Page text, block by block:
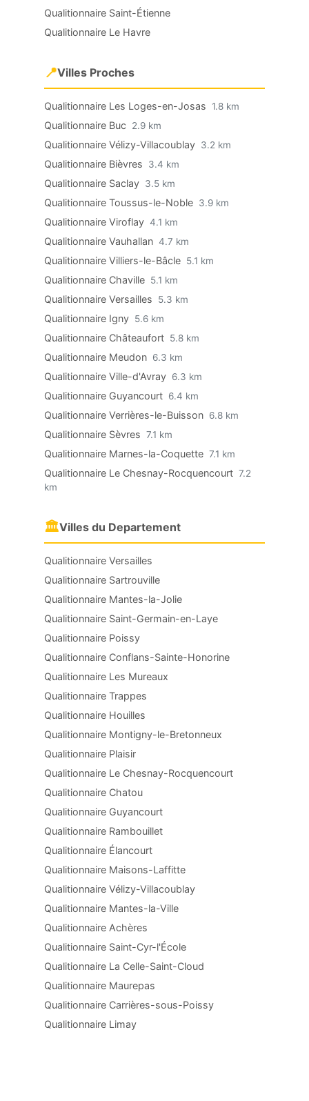
Qualitionnaire Saint-Étienne
Qualitionnaire Le Havre
📍Villes Proches
Qualitionnaire Les Loges-en-Josas 1.8 km
Qualitionnaire Buc 2.9 km
Qualitionnaire Vélizy-Villacoublay 3.2 km
Qualitionnaire Bièvres 3.4 km
Qualitionnaire Saclay 3.5 km
Qualitionnaire Toussus-le-Noble 3.9 km
Qualitionnaire Viroflay 4.1 km
Qualitionnaire Vauhallan 4.7 km
Qualitionnaire Villiers-le-Bâcle 5.1 km
Qualitionnaire Chaville 5.1 km
Qualitionnaire Versailles 5.3 km
Qualitionnaire Igny 5.6 km
Qualitionnaire Châteaufort 5.8 km
Qualitionnaire Meudon 6.3 km
Qualitionnaire Ville-d'Avray 6.3 km
Qualitionnaire Guyancourt 6.4 km
Qualitionnaire Verrières-le-Buisson 6.8 km
Qualitionnaire Sèvres 7.1 km
Qualitionnaire Marnes-la-Coquette 7.1 km
Qualitionnaire Le Chesnay-Rocquencourt 7.2
km
🏛Villes du Departement
Qualitionnaire Versailles
Qualitionnaire Sartrouville
Qualitionnaire Mantes-la-Jolie
Qualitionnaire Saint-Germain-en-Laye
Qualitionnaire Poissy
Qualitionnaire Conflans-Sainte-Honorine
Qualitionnaire Les Mureaux
Qualitionnaire Trappes
Qualitionnaire Houilles
Qualitionnaire Montigny-le-Bretonneux
Qualitionnaire Plaisir
Qualitionnaire Le Chesnay-Rocquencourt
Qualitionnaire Chatou
Qualitionnaire Guyancourt
Qualitionnaire Rambouillet
Qualitionnaire Élancourt
Qualitionnaire Maisons-Laffitte
Qualitionnaire Vélizy-Villacoublay
Qualitionnaire Mantes-la-Ville
Qualitionnaire Achères
Qualitionnaire Saint-Cyr-l'École
Qualitionnaire La Celle-Saint-Cloud
Qualitionnaire Maurepas
Qualitionnaire Carrières-sous-Poissy
Qualitionnaire Limay